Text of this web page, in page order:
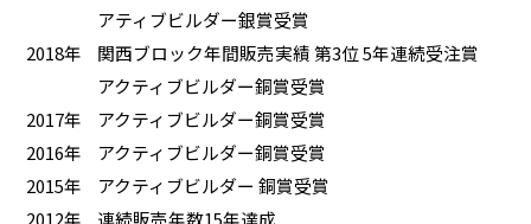
アティブビルダー銀賞受賞
2018年
関西ブロック年間販売実績 第3位 5年連続受注賞
アクティブビルダー銅賞受賞
2017年
アクティブビルダー銅賞受賞
2016年
アクティブビルダー銅賞受賞
2015年
アクティブビルダー 銅賞受賞
2012年
連続販売年数15年達成